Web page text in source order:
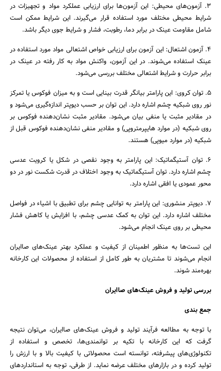
3. آزمون‌های محیطی: این آزمون‌ها برای ارزیابی عملکرد مواد و تجهیزات در
شرایط محیطی مختلف مورد استفاده قرار می‌گیرند. این شرایط ممکن است
شامل مقاومت عینک در برابر دما، رطوبت، فشار و شرایط جوی دیگر باشد.
4. آزمون اشتعال: این آزمون برای ارزیابی خواص اشتعالی مواد مورد استفاده در
عینک استفاده می‌شوند. در این آزمون، واکنش مواد به کار رفته در عینک در
برابر حرارت و شرایط اشتعالی مختلف بررسی می‌شود.
5. توان کروی: این پارامتر بیانگر قدرت بینایی است و به میزان فوکوس یا تمرکز
نور روی شبکیه چشم اشاره دارد. این توان بر حسب دیوپتر اندازه‌گیری می‌شود و
در مقادیر مثبت یا منفی بیان می‌شود. مقادیر مثبت نشان‌دهنده فوکوس بر
روی شبکیه (در موارد هایپرمتروپی) و مقادیر منفی نشان‌دهنده فوکوس قبل از
شبکیه (در موارد میوپی) هستند.
6. توان آستیگماتیک: این پارامتر به وجود نقصی در شکل یا کرویت عدسی
چشم اشاره دارد. توان آستیگماتیک به وجود اختلاف در قدرت شکست نور در دو
محور عمودی یا افقی اشاره دارد.
7. دیوپتر منشوری: این پارامتر به توانایی چشم برای تطبیق با اشیاء در فواصل
مختلف اشاره دارد. این توان به کمک عدسی چشم، با افزایش یا کاهش فشار
محیطی بر روی عینک انجام می‌شود.
این تست‌ها به منظور اطمینان از کیفیت و عملکرد بهتر عینک‌های صاایران
انجام می‌شوند تا مشتریان به طور کامل از استفاده از محصولات این کارخانه
بهره‌مند شوند.
بررسی تولید و فروش عینک‌های صاایران
جمع بندی
با توجه به مطالعه فرآیند تولید و فروش عینک‌های صاایران، می‌توان نتیجه
گرفت که این کارخانه با تکیه بر توانمندی‌ها، تخصص و استفاده از
تکنولوژی‌های پیشرفته، توانسته است محصولاتی با کیفیت بالا و با ارزش را
تولید کرده و در بازارهای مختلف عرضه نماید. از طرفی، توجه به استانداردهای